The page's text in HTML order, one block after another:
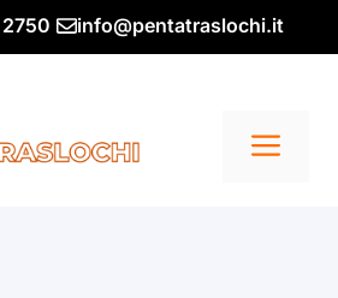
info@pentatraslochi.it